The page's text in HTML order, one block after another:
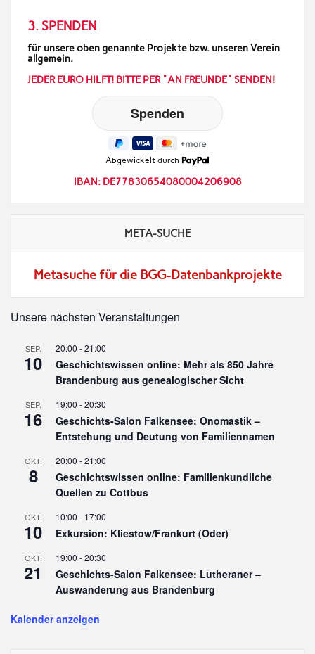
3. SPENDEN
für unsere oben genannte Projekte bzw. unseren Verein
allgemein.
JEDER EURO HILFT! BITTE PER "AN FREUNDE" SENDEN!
Abgewickelt durch
IBAN: DE77830654080004206908
META-SUCHE
Metasuche für die BGG-Datenbankprojekte
Unsere nächsten Veranstaltungen
SEP.
10
20:00 -21:00
Geschichtswissen online: Mehr als 850 Jahre
Brandenburg aus genealogischer Sicht
SEP.
16
19:00 -20:30
Geschichts-Salon Falkensee: Onomastik –
Entstehung und Deutung von Familiennamen
OKT.
8
20:00 -21:00
Geschichtswissen online: Familienkundliche
Quellen zu Cottbus
OKT.
10
10:00 - 17:00
Exkursion: Kliestow/Frankurt (Oder)
OKT.
21
19:00 -20:30
Geschichts-Salon Falkensee: Lutheraner –
Auswanderung aus Brandenburg
Kalender anzeigen